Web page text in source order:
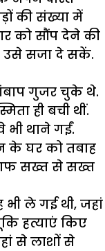
की संख्या में
को सौंप देने की
उसे सजा दे सकें.
गुजर चुके थे.
ही बची थीं.
भी थाने गईं.
के घर को तबाह
सख्त से सख्त
ले गई थी, जहां
हत्याएं किए
से लाशों से